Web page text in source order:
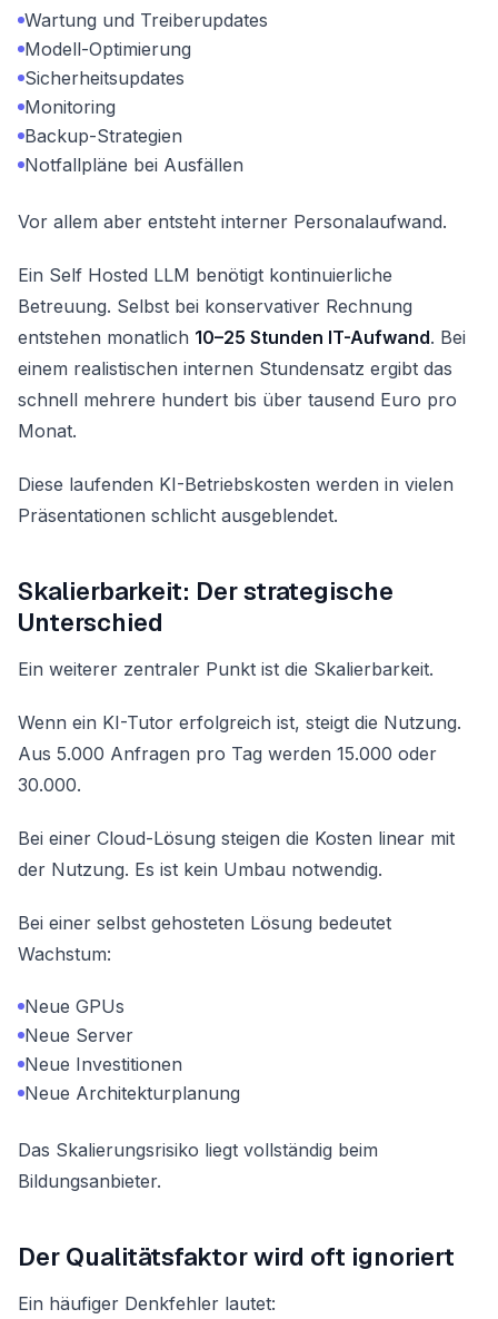
Wartung und Treiberupdates
Modell-Optimierung
Sicherheitsupdates
Monitoring
Backup-Strategien
Notfallpläne bei Ausfällen
Vor allem aber entsteht interner Personalaufwand.
Ein Self Hosted LLM benötigt kontinuierliche
Betreuung. Selbst bei konservativer Rechnung
entstehen monatlich 10–25 Stunden IT-Aufwand. Bei
einem realistischen internen Stundensatz ergibt das
schnell mehrere hundert bis über tausend Euro pro
Monat.
Diese laufenden KI-Betriebskosten werden in vielen
Präsentationen schlicht ausgeblendet.
Skalierbarkeit: Der strategische
Unterschied
Ein weiterer zentraler Punkt ist die Skalierbarkeit.
Wenn ein KI-Tutor erfolgreich ist, steigt die Nutzung.
Aus 5.000 Anfragen pro Tag werden 15.000 oder
30.000.
Bei einer Cloud-Lösung steigen die Kosten linear mit
der Nutzung. Es ist kein Umbau notwendig.
Bei einer selbst gehosteten Lösung bedeutet
Wachstum:
Neue GPUs
Neue Server
Neue Investitionen
Neue Architekturplanung
Das Skalierungsrisiko liegt vollständig beim
Bildungsanbieter.
Der Qualitätsfaktor wird oft ignoriert
Ein häufiger Denkfehler lautet: